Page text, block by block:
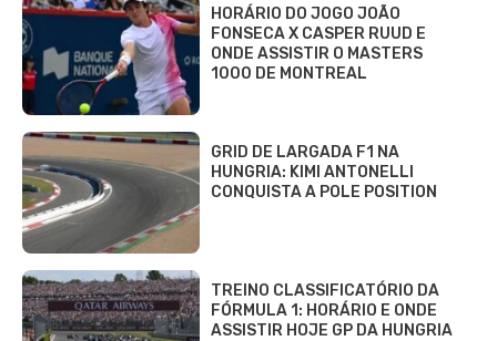
HORÁRIO DO JOGO JOÃO
FONSECA X CASPER RUUD E
ONDE ASSISTIR O MASTERS
1000 DE MONTREAL
GRID DE LARGADA F1 NA
HUNGRIA: KIMI ANTONELLI
CONQUISTA A POLE POSITION
TREINO CLASSIFICATÓRIO DA
FÓRMULA 1: HORÁRIO E ONDE
ASSISTIR HOJE GP DA HUNGRIA